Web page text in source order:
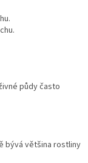
půdy často
bývá většina rostliny